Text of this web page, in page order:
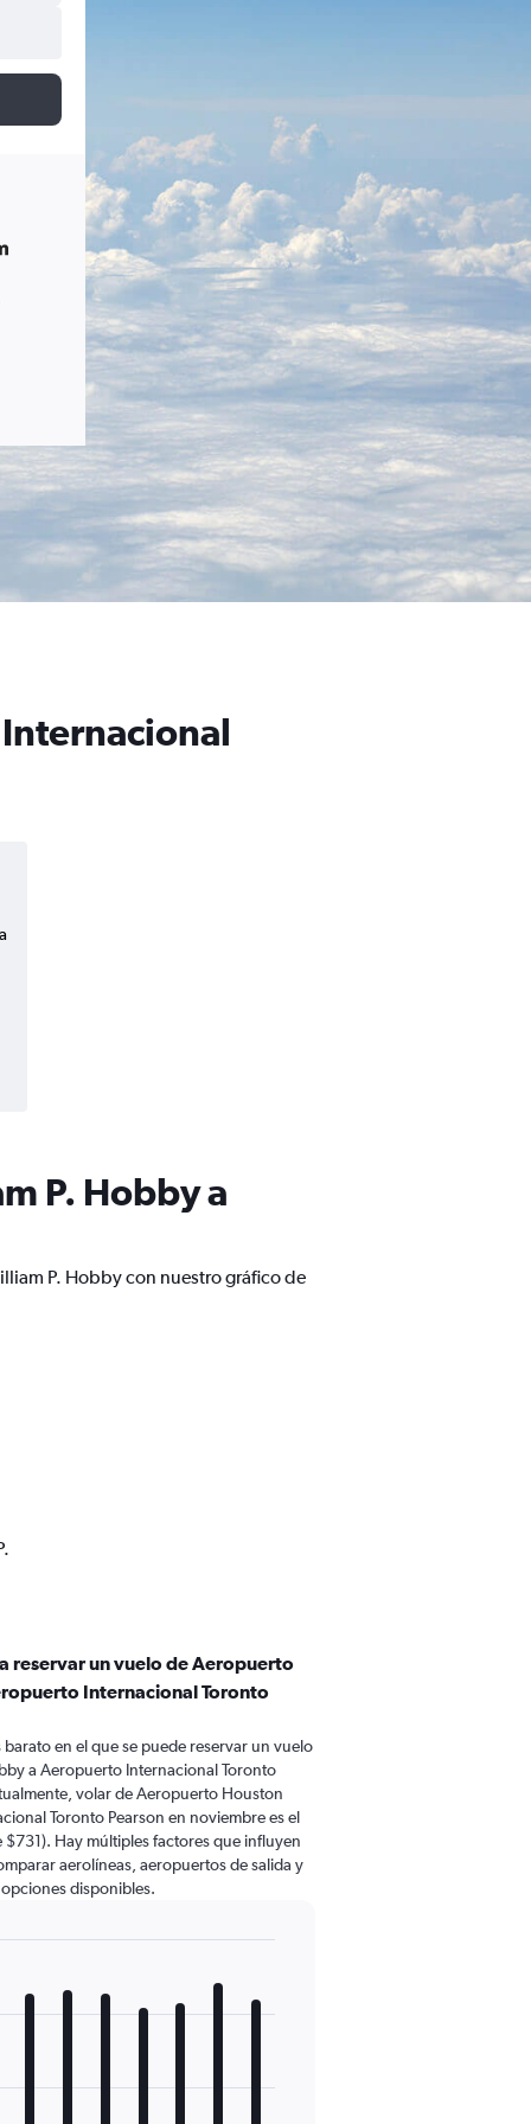
P. Hobby a
P. Hobby con nuestro gráfico de
reservar un vuelo de Aeropuerto
Internacional Toronto
barato en el que se puede reservar un vuelo
a Aeropuerto Internacional Toronto
volar de Aeropuerto Houston
Toronto Pearson en noviembre es el
Hay múltiples factores que influyen
aerolíneas, aeropuertos de salida y
disponibles.